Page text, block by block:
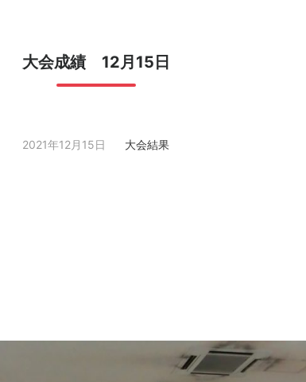
大会成績 12月15日
2021年12月15日 大会結果